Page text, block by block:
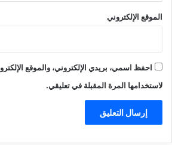
الموقع الإلكتروني
احفظ اسمي، بريدي الإلكتروني، والموقع
لاستخدامها المرة المقبلة في تعليقي.